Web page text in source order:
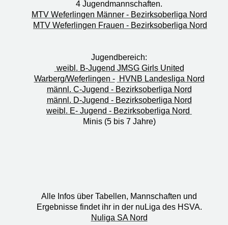
4 Jugendmannschaften.
MTV Weferlingen Männer - Bezirksoberliga Nord
MTV Weferlingen Frauen - Bezirksoberliga Nord
Jugendbereich:
weibl . B-Jugend JMSG Girls United
Warberg/Weferlingen -
HVNB Landesliga Nord
männl. C-Jugend - Bezirksoberliga Nord
männl. D-Jugend - Bezirksoberliga Nord
weibl. E- Jugend - Bezirksoberliga Nord
Minis (5 bis 7 Jahre)
Alle Infos über Tabellen, Mannschaften und
Ergebnisse findet ihr in der nuLiga des HSVA.
Nuliga SA Nord